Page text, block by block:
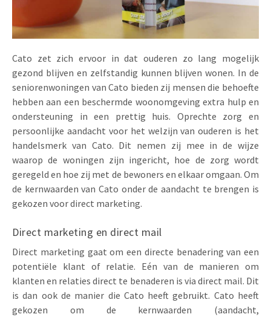
Cato zet zich ervoor in dat ouderen zo lang mogelijk
gezond blijven en zelfstandig kunnen blijven wonen. In de
seniorenwoningen van Cato bieden zij mensen die behoefte
hebben aan een beschermde woonomgeving extra hulp en
ondersteuning in een prettig huis. Oprechte zorg en
persoonlijke aandacht voor het welzijn van ouderen is het
handelsmerk van Cato. Dit nemen zij mee in de wijze
waarop de woningen zijn ingericht, hoe de zorg wordt
geregeld en hoe zij met de bewoners en elkaar omgaan. Om
de kernwaarden van Cato onder de aandacht te brengen is
gekozen voor direct marketing.
Direct marketing en direct mail
Direct marketing gaat om een directe benadering van een
potentiële klant of relatie. Eén van de manieren om
klanten en relaties direct te benaderen is via direct mail. Dit
is dan ook de manier die Cato heeft gebruikt. Cato heeft
gekozen om de kernwaarden (aandacht,
Pop-up Kaarten
Lenticular Cards
Twin Sliders
Tabkaarten
Budget kaarten
Andere opvallende mailings
Alle producten
Media Marketing
Non-profit Marketing
Marketing in de Zorg
Duurzame Marketing
Marketing voor Scholen
Horeca Marketing
Food Marketing
Uitnodigingen
Product Introductie
App-lancering
Kalender maken
Klantenbinding
Over Ons
Vacatures
Contactgegevens
Duurzaamheid
Brochure downloaden